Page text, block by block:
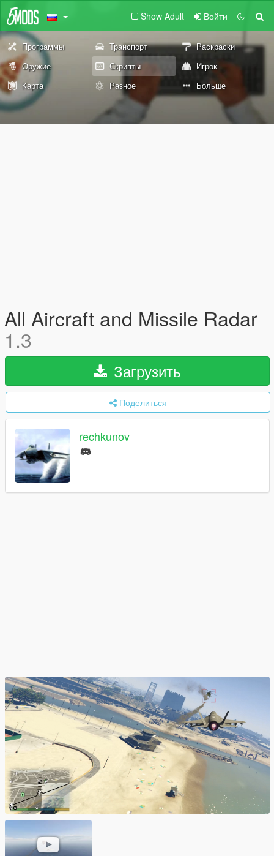
Show Adult Войти
Программы Транспорт
Раскраски
Оружие
Скрипты
Игрок
Карта
Разное Больше
All Aircraft and Missile Radar
1.3
Загрузить
Поделиться
rechkunov